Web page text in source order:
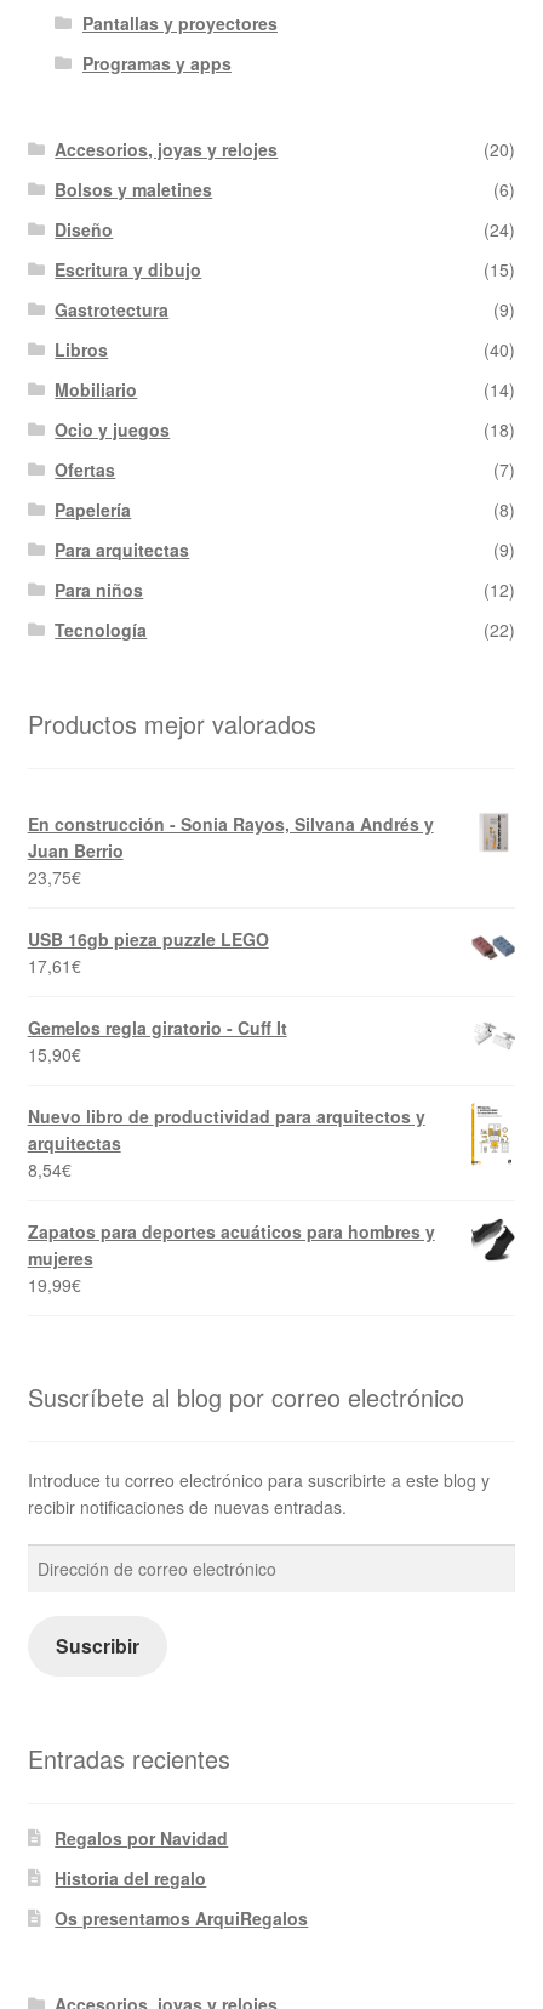
Pantallas y proyectores
Programas y apps
Accesorios, joyas y relojes
(20)
Bolsos y maletines
(6)
Diseño
(24)
Escritura y dibujo
(15)
Gastrotectura
(9)
Libros
(40)
Mobiliario
(14)
Ocio y juegos
(18)
Ofertas
(7)
Papelería
(8)
Para arquitectas
(9)
Para niños
(12)
Tecnología
(22)
Productos mejor valorados
En construcción - Sonia Rayos, Silvana Andrés y
Juan Berrio
23,75€
USB 16gb pieza puzzle LEGO
17,61€
Gemelos regla giratorio - Cuff It
15,90€
Nuevo libro de productividad para arquitectos y
arquitectas
8,54€
Zapatos para deportes acuáticos para hombres y
mujeres
19,99€
Suscríbete al blog por correo electrónico
Introduce tu correo electrónico para suscribirte a este blog y
recibir notificaciones de nuevas entradas.
de
electrónico
Suscribir
Entradas recientes
Regalos por Navidad
Historia del regalo
Os presentamos ArquiRegalos